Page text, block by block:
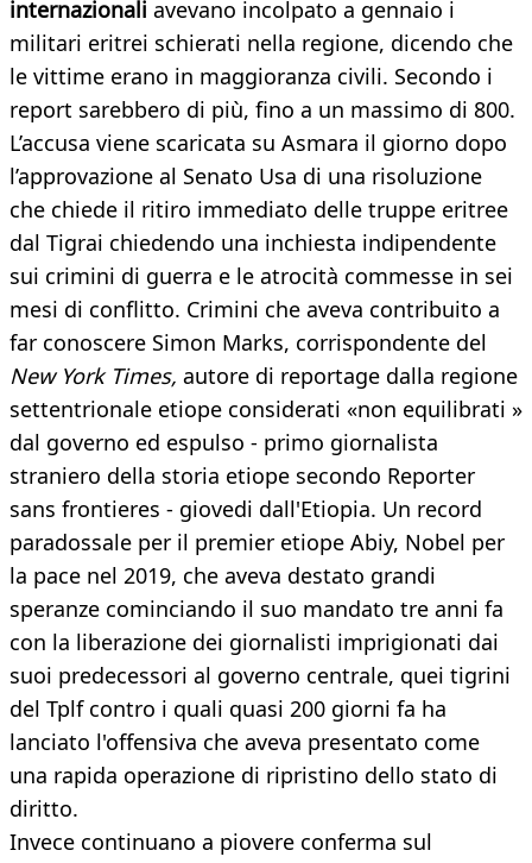
internazionali avevano incolpato a gennaio i
militari eritrei schierati nella regione, dicendo che
le vittime erano in maggioranza civili. Secondo i
report sarebbero di più, fino a un massimo di 800.
L’accusa viene scaricata su Asmara il giorno dopo
l’approvazione al Senato Usa di una risoluzione
che chiede il ritiro immediato delle truppe eritree
dal Tigrai chiedendo una inchiesta indipendente
sui crimini di guerra e le atrocità commesse in sei
mesi di conflitto. Crimini che aveva contribuito a
far conoscere Simon Marks, corrispondente del
New York Times, autore di reportage dalla regione
settentrionale etiope considerati «non equilibrati »
dal governo ed espulso - primo giornalista
straniero della storia etiope secondo Reporter
sans frontieres - giovedi dall'Etiopia. Un record
paradossale per il premier etiope Abiy, Nobel per
la pace nel 2019, che aveva destato grandi
speranze cominciando il suo mandato tre anni fa
con la liberazione dei giornalisti imprigionati dai
suoi predecessori al governo centrale, quei tigrini
del Tplf contro i quali quasi 200 giorni fa ha
lanciato l'offensiva che aveva presentato come
una rapida operazione di ripristino dello stato di
diritto.
Invece continuano a piovere conferma sul